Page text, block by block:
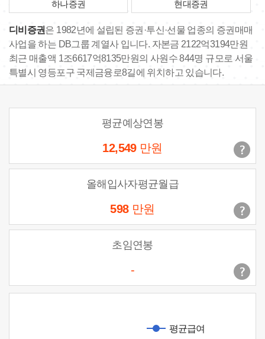
하나증권 현대증권
디비증권은 1982년에 설립된 증권·투신·선물 업종의 증권매매
사업을 하는 DB그룹 계열사 입니다. 자본금 2122억3194만원
최근 매출액 1조6617억8135만원의 사원수 844명 규모로 서울
특별시 영등포구 국제금융로8길에 위치하고 있습니다.
평균예상연봉
12,549 만원
올해입사자평균월급
598 만원
초임연봉
-
평균급여